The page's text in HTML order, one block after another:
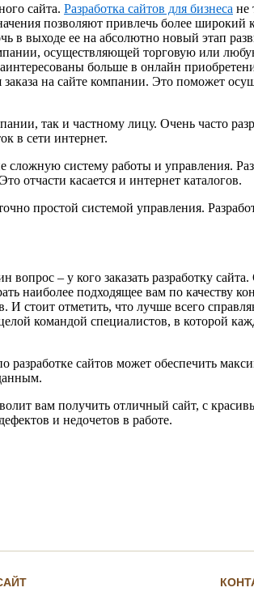
сайта. Разработка сайтов для бизнеса не
позволяют привлечь более широкий
в выходе ее на абсолютно новый этап
осуществляющей торговую или
больше в онлайн
на сайте компании. Это поможет
так и частному лицу. Очень часто
в сети интернет.
систему работы и управления.
отчасти касается и интернет каталогов.
простой системой управления.
– у кого заказать разработку
наиболее подходящее вам по качеству
стоит отметить, что лучше всего
командой специалистов, в которой
сайтов может обеспечить
вам получить отличный сайт, с
и недочетов в работе.